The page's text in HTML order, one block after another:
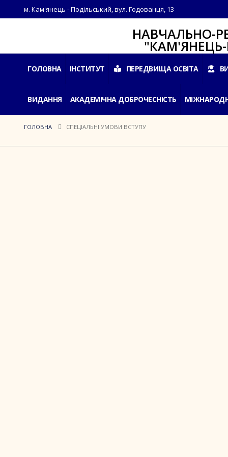
м. Кам'янець - Подільський, вул. Годованця, 13
НАВЧАЛЬНО-
"КАМ'ЯНЕЦЬ-
ГОЛОВНА ІНСТИТУТ ПЕРЕДВИЩА ОСВІТА
ВИДАННЯ АКАДЕМІЧНА ДОБРОЧЕСНІСТЬ
ГОЛОВНА СПЕЦІАЛЬНІ УМОВИ ВСТУПУ